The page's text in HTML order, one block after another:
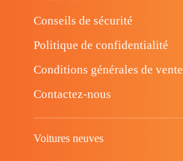
Conseils de sécurité
Politique de confidentialité
Conditions générales de vente
Contactez-nous
Voitures neuves